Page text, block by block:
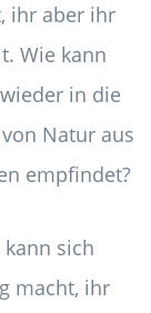
ihr aber ihr
Wie kann
in die
Natur aus
empfindet?
sich
macht, ihr